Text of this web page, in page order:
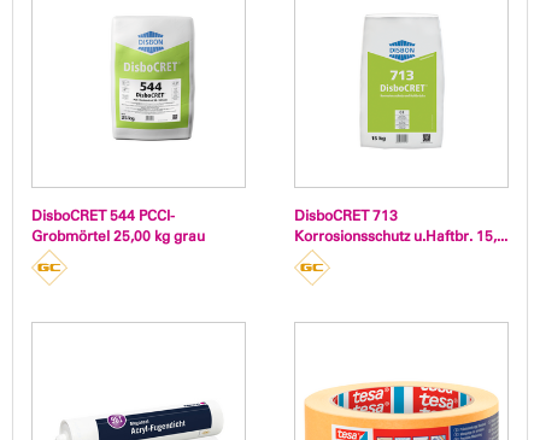
DisboCRET 544 PCCI-
Grobmörtel 25,00 kg grau
DisboCRET 713
Korrosionsschutz u.Haftbr. 15,...